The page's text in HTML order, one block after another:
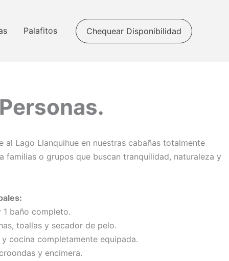
Palafitos Chequear Disponibilidad
al Lago Llanquihue en nuestras cabañas totalmente
familias o grupos que buscan tranquilidad, naturaleza y
baño completo.
toallas y secador de pelo.
cocina completamente equipada.
y encimera.